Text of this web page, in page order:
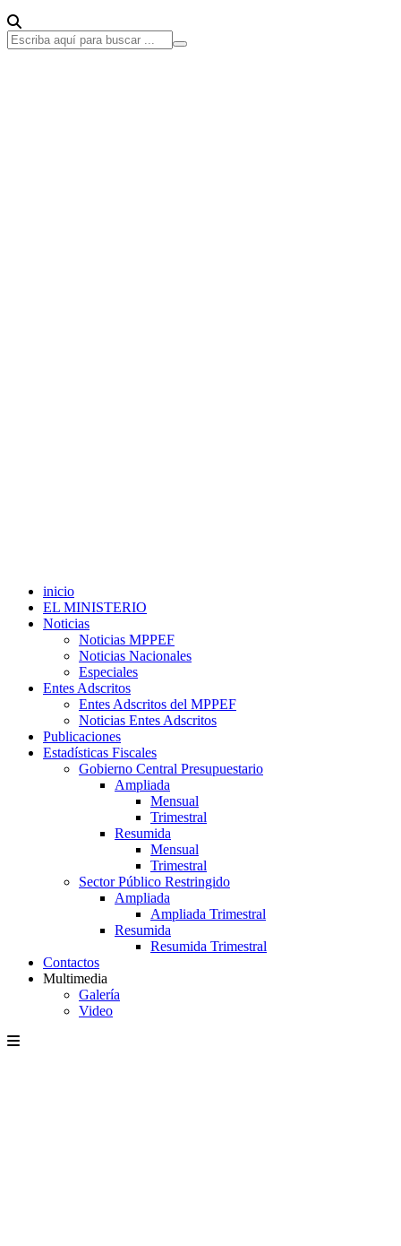
inicio
EL MINISTERIO
Noticias
Noticias MPPEF
Noticias Nacionales
Especiales
Entes Adscritos
Entes Adscritos del MPPEF
Noticias Entes Adscritos
Publicaciones
Estadísticas Fiscales
Gobierno Central Presupuestario
Ampliada
Mensual
Trimestral
Resumida
Mensual
Trimestral
Sector Público Restringido
Ampliada
Ampliada Trimestral
Resumida
Resumida Trimestral
Contactos
Multimedia
Galería
Video